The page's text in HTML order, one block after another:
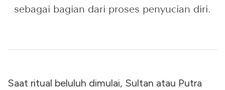
sebagai bagian dari proses penyucian diri.
Saat ritual beluluh dimulai, Sultan atau Putra